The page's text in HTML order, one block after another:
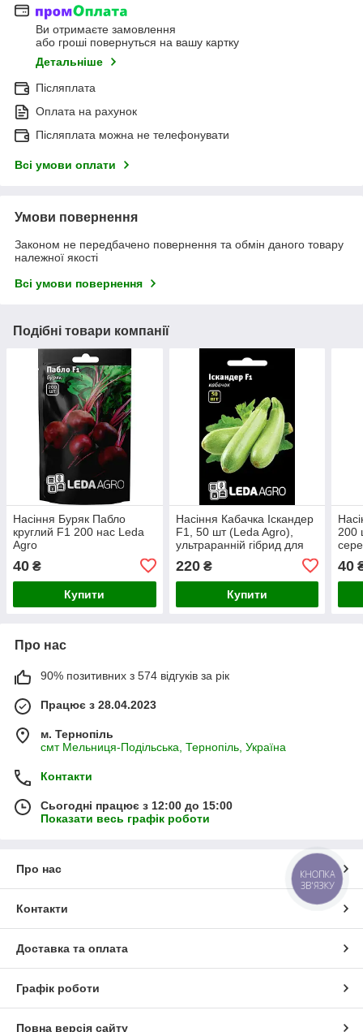
Ви отримаєте замовлення
або гроші повернуться на вашу картку
Детальніше
Післяплата
Оплата на рахунок
Післяплата можна не телефонувати
Всі умови оплати
Умови повернення
Законом не передбачено повернення та обмін даного товару
належної якості
Всі умови повернення
Подібні товари компанії
Насіння Буряк Пабло
круглий F1 200 нас Leda
Agro
40 ₴
Купити
Насіння Кабачка Іскандер
F1, 50 шт (Leda Agro),
ультраранній гібрид для
220₴
Купити
200
40
Про нас
90% позитивних з 574 відгуків за рік
Працює з 28.04.2023
м. Тернопіль
смт Мельниця-Подільська, Тернопіль, Україна
Контакти
Сьогодні працює з 12:00 до 15:00
Показати весь графік роботи
Про нас
Контакти
Доставка та оплата
Графік роботи
Повна версія сайту
КНОПКА
ЗВ'ЯЗКУ